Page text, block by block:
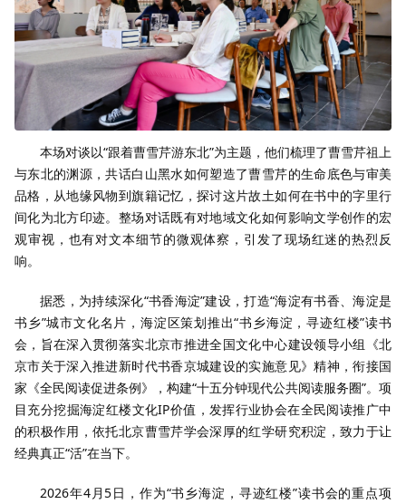
本场对谈以“跟着曹雪芹游东北”为主题，他们梳理了曹雪芹祖上
与东北的渊源，共话白山黑水如何塑造了曹雪芹的生命底色与审美
品格，从地缘风物到旗籍记忆，探讨这片故土如何在书中的字里行
间化为北方印迹。整场对话既有对地域文化如何影响文学创作的宏
观审视，也有对文本细节的微观体察，引发了现场红迷的热烈反
响。
据悉，为持续深化“书香海淀”建设，打造“海淀有书香、海淀是
书乡”城市文化名片，海淀区策划推出“书乡海淀，寻迹红楼”读书
会，旨在深入贯彻落实北京市推进全国文化中心建设领导小组《北
京市关于深入推进新时代书香京城建设的实施意见》精神，衔接国
家《全民阅读促进条例》，构建“十五分钟现代公共阅读服务圈”。项
目充分挖掘海淀红楼文化IP价值，发挥行业协会在全民阅读推广中
的积极作用，依托北京曹雪芹学会深厚的红学研究积淀，致力于让
经典真正“活”在当下。
2026年4月5日，作为“书乡海淀，寻迹红楼”读书会的重点项